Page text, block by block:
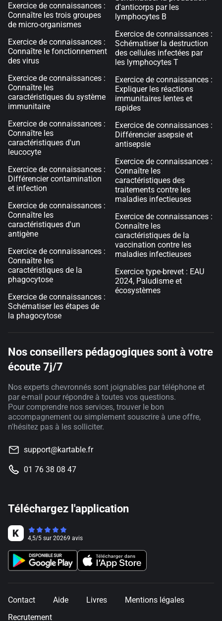
Exercice de connaissances :
Connaître les trois groupes
de micro-organismes
Exercice de connaissances :
Connaître le fonctionnement
des virus
Exercice de connaissances :
Connaître les
caractéristiques du système
immunitaire
Exercice de connaissances :
Connaître les
caractéristiques d'un
leucocyte
Exercice de connaissances :
Différencier contamination
et infection
Exercice de connaissances :
Connaître les
caractéristiques d'un
antigène
Exercice de connaissances :
Connaître les
caractéristiques de la
phagocytose
Exercice de connaissances :
Schématiser les étapes de
la phagocytose
d'anticorps par les
lymphocytes B
Exercice de connaissances :
Schématiser la destruction
des cellules infectées par
les lymphocytes T
Exercice de connaissances :
Expliquer les réactions
immunitaires lentes et
rapides
Exercice de connaissances :
Différencier asepsie et
antisepsie
Exercice de connaissances :
Connaître les
caractéristiques des
traitements contre les
maladies infectieuses
Exercice de connaissances :
Connaître les
caractéristiques de la
vaccination contre les
maladies infectieuses
Exercice type-brevet : EAU
2024, Paludisme et
écosystèmes
Nos conseillers pédagogiques sont à votre
écoute 7j/7
Nos experts chevronnés sont joignables par téléphone et
par e-mail pour répondre à toutes vos questions.
Pour comprendre nos services, trouver le bon
accompagnement ou simplement souscrire à une offre,
n'hésitez pas à les solliciter.
support@kartable.fr
01 76 38 08 47
Téléchargez l'application
4,5/5 sur 20269 avis
Contact Aide Livres
Mentions légales
Recrutement